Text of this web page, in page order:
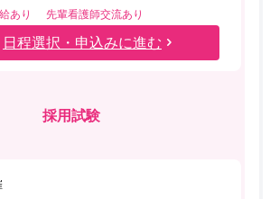
あり 先輩看護師交流あり
日程選択・申込みに進む
採用試験